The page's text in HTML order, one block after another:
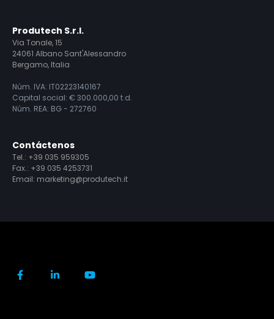
Produtech S.r.l.
Via Tonale, 15
24061 Albano Sant'Alessandro
Bergamo, Italia
Núm. IVA: IT02223140167
Capital social: € 300.000,00 t.d.
Núm. REA: BG - 272760
Contáctenos
Tel.: +39 035 959305
Fax.: +39 035 4253731
Email: marketing@produtech.it